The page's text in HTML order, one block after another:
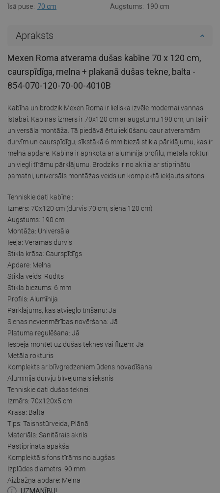
Īsā puse: 70 cm Augstums: 190 cm
Apraksts
Mexen Roma atverama dušas kabīne 70 x 120 cm,
caurspīdīga, melna + plakanā dušas tekne, balta -
854-070-120-70-00-4010B
Kabīna un brodzik Mexen Roma ir lieliska izvēle modernai vannas
istabai. Kabīnas izmērs ir 70x120 cm ar augstumu 190 cm, un tai ir
universāla montāža. Tā piedāvā ērtu iekļūšanu caur atveramām
durvīm un caurspīdīgu, sīkstākā 6 mm biezā stikla pārklājumu, kas ir
melnā apdarē. Kabīna ir aprīkota ar alumīnija profilu, metāla rokturi
un viegli tīrāmu pārklājumu. Brodziks ir no akrila ar stiprinātu
pamatni, universāls montāžas veids un komplektā iekļauts sifons.
Tehniskie dati kabīnei:
Izmērs: 70x120 cm (durvis 70 cm, siena 120 cm)
Augstums: 190 cm
Montāža: Universāla
Ieeja: Veramas durvis
Stikla krāsa: Caurspīdīgs
Apdare: Melna
Stikla veids: Rūdīts
Stikla biezums: 6 mm
Profils: Alumīnija
Pārklājums, kas atvieglo tīrīšanu: Jā
Sienas nevienmērības novēršana: Jā
Platuma regulēšana: Jā
Iespēja montēt uz dušas teknes vai flīzēm: Jā
Metāla rokturis
Komplekts ar blīvgredzeniem ūdens novadīšanai
Alumīnija durvju blīvējuma slieksnis
Tehniskie dati dušas teknei:
Izmērs: 70x120x5 cm
Krāsa: Balta
Tips: Taisnstūrveida, Plānā
Materiāls: Sanitārais akrils
Pastiprināta apakša
Komplektā sifons tīrāms no augšas
Izplūdes diametrs: 90 mm
Aizbāžņa apdare: Melna
UZMANĪBU!